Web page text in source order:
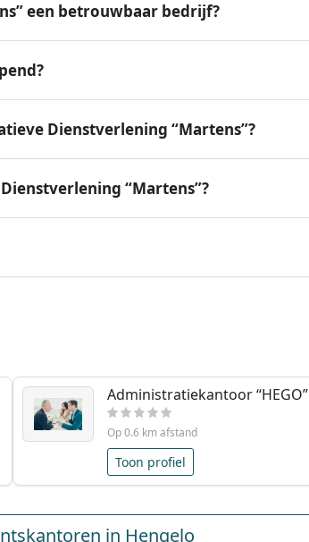
een betrouwbaar bedrijf?
Dienstverlening “Martens”?
“Martens”?
Administratiekantoor “HEGO”
Op 0.6 km afstand
Toon profiel
in Hengelo